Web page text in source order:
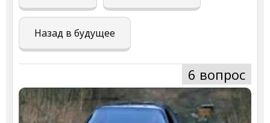
Назад в будущее
6 вопрос